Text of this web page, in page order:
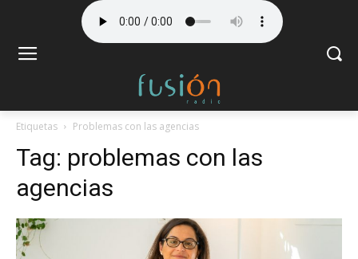
Etiquetas Problemas con las agencias
Tag: problemas con las
agencias